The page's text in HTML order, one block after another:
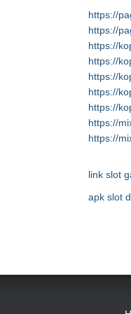
https://
https://
https://
https://
https://
https://
https://
https://
https://
link slot
apk slot